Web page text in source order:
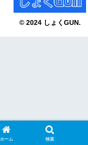
© 2024 しょくGUN.
ホーム 検索